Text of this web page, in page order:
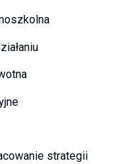
strategii